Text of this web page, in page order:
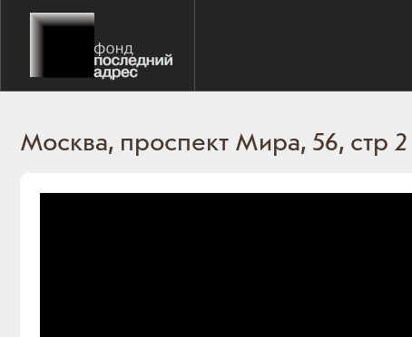
Москва, проспект Мира, 56, стр 2